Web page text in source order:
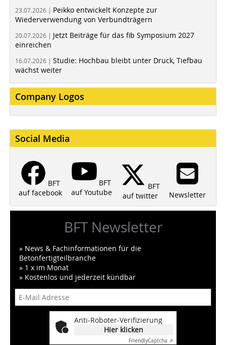
23.07.2026 | Peikko entwickelt Konzepte zur
Wiederverwendung von Verbundträgern
20.07.2026 | Jetzt Beiträge für das fib Symposium 2027
einreichen
16.07.2026 | Studie: Hochbau bleibt unter Druck, Tiefbau
wächst weiter
Company Logos
Social Media
BFT
auf facebook
BFT
auf Youtube
BFT
auf twitter
Newsletter
BFT Newsletter
» News & Fachinformationen für die
Betonfertigteilbranche
» 1 x im Monat
» Kostenlos und jederzeit kündbar
Anti-Roboter-Verifizierung
Hier klicken
FriendlyCaptcha ⇗